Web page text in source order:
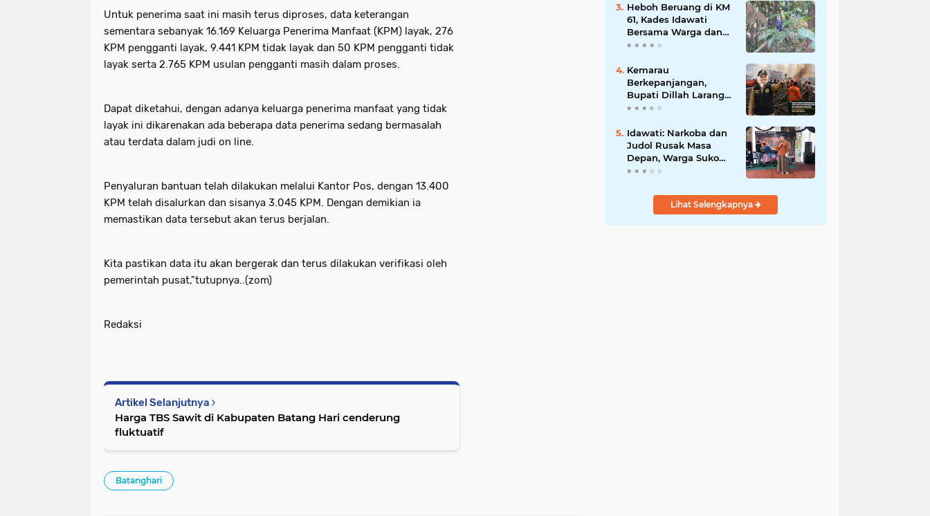
Untuk penerima saat ini masih terus diproses, data keterangan
sementara sebanyak 16.169 Keluarga Penerima Manfaat (KPM) layak, 276
KPM pengganti layak, 9.441 KPM tidak layak dan 50 KPM pengganti tidak
layak serta 2.765 KPM usulan pengganti masih dalam proses.
Dapat diketahui, dengan adanya keluarga penerima manfaat yang tidak
layak ini dikarenakan ada beberapa data penerima sedang bermasalah
atau terdata dalam judi on line.
Penyaluran bantuan telah dilakukan melalui Kantor Pos, dengan 13.400
KPM telah disalurkan dan sisanya 3.045 KPM. Dengan demikian ia
memastikan data tersebut akan terus berjalan.
Kita pastikan data itu akan bergerak dan terus dilakukan verifikasi oleh
pemerintah pusat,"tutupnya..(zom)
Redaksi
Artikel Selanjutnya
Harga TBS Sawit di Kabupaten Batang Hari cenderung
fluktuatif
Batanghari
Heboh Beruang di KM
61, Kades Idawati
Bersama Warga dan
BPD Turun Langsung
Kemarau
Berkepanjangan,
Bupati Dillah Larang
Camat Tinggalkan
Hadapi Karhutla dan
Kebakaran
Permukiman
Idawati: Narkoba dan
Judol Rusak Masa
Depan, Warga Suko
Awin Jaya Diminta
Lihat Selengkapnya